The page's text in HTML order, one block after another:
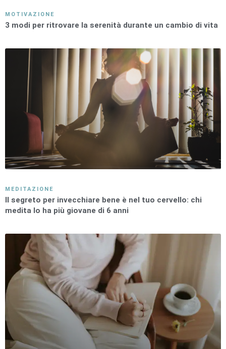
MOTIVAZIONE
3 modi per ritrovare la serenità durante un cambio di vita
MEDITAZIONE
Il segreto per invecchiare bene è nel tuo cervello: chi
medita lo ha più giovane di 6 anni